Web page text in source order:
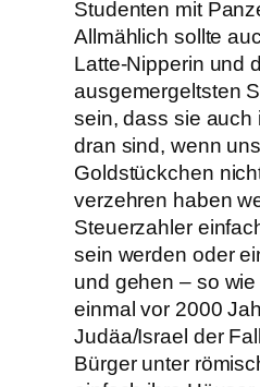
Studenten mit
Allmählich sollte
Latte-Nipperin und
ausgemergeltsten
sein, dass sie auch
dran sind, wenn
Goldstückchen
verzehren haben
Steuerzahler
sein werden oder
und gehen – so
einmal vor 2000
Judäa/Israel der
Bürger unter